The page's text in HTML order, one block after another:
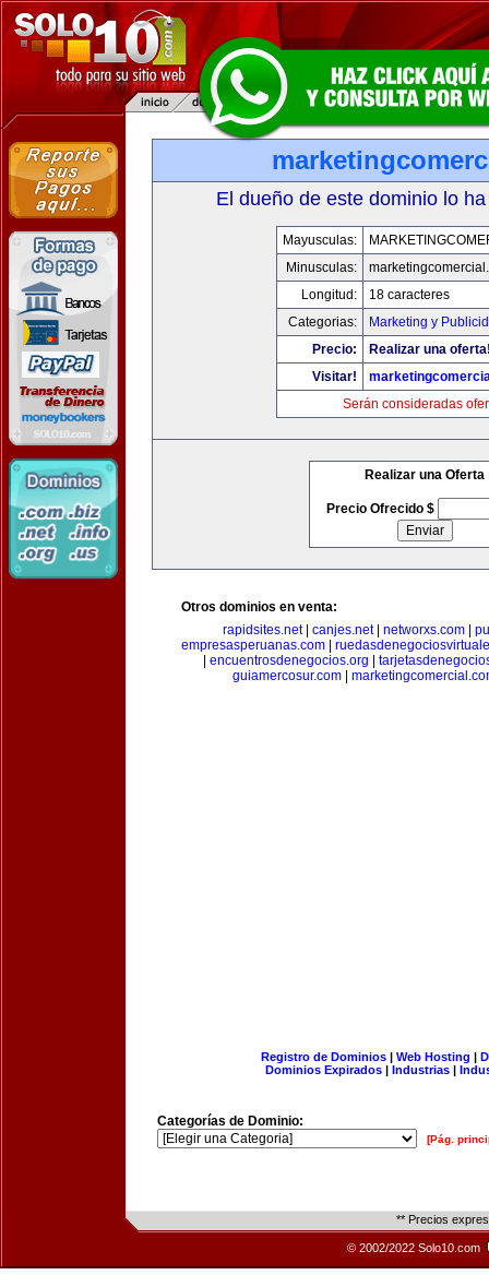
El dueño de este dominio lo
Mayusculas:
Minusculas:
Longitud:
18 caracteres
Categorias:
Marketing y
Precio:
Realizar una
Visitar!
Serán consideradas
Realizar una Oferta
Precio Ofrecido $
Otros dominios en venta:
rapidsites.net| canjes.net| networxs.com
empresasperuanas.com
encuentrosdenegocios.org
guiamercosur.com
Registro de Dominios| Web Hosting |
Dominios Expirados | Industrias |
Categorías de Dominio:
[Pág.
** Precios
© 2002/2022 Solo10.com